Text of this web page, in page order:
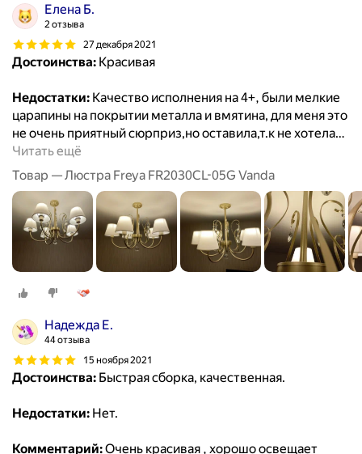
Елена Б.
2 отзыва
27 декабря 2021
Достоинства: Красивая
Недостатки: Качество исполнения на 4+, были мелкие
царапины на покрытии металла и вмятина, для меня это
не очень приятный сюрприз,но оставила,т.к не хотела…
Читать ещё
Товар — Люстра Freya FR2030CL-05G Vanda
Надежда Е.
44 отзыва
15 ноября 2021
Достоинства: Быстрая сборка, качественная.
Недостатки: Нет.
Комментарий:Очень красивая , хорошо освещает